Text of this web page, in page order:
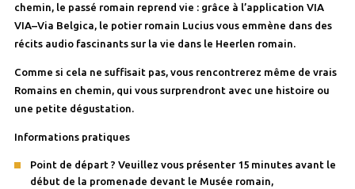
chemin, le passé romain reprend vie : grâce à l’application VIA
VIA–Via Belgica, le potier romain Lucius vous emmène dans des
récits audio fascinants sur la vie dans le Heerlen romain.
Comme si cela ne suffisait pas, vous rencontrerez même de vrais
Romains en chemin, qui vous surprendront avec une histoire ou
une petite dégustation.
Informations pratiques
Point de départ ? Veuillez vous présenter 15 minutes avant le
début de la promenade devant le Musée romain,